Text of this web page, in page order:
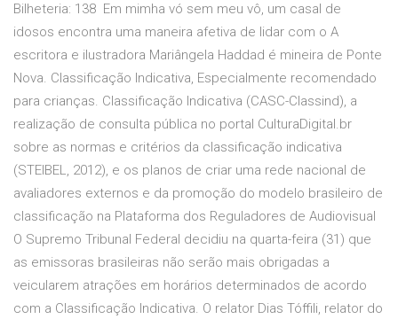
Bilheteria: 138 Em mimha vó sem meu vô, um casal de
idosos encontra uma maneira afetiva de lidar com o A
escritora e ilustradora Mariângela Haddad é mineira de Ponte
Nova. Classificação Indicativa, Especialmente recomendado
para crianças. Classificação Indicativa (CASC-Classind), a
realização de consulta pública no portal CulturaDigital.br
sobre as normas e critérios da classificação indicativa
(STEIBEL, 2012), e os planos de criar uma rede nacional de
avaliadores externos e da promoção do modelo brasileiro de
classificação na Plataforma dos Reguladores de Audiovisual
O Supremo Tribunal Federal decidiu na quarta-feira (31) que
as emissoras brasileiras não serão mais obrigadas a
veicularem atrações em horários determinados de acordo
com a Classificação Indicativa. O relator Dias Tóffili, relator do